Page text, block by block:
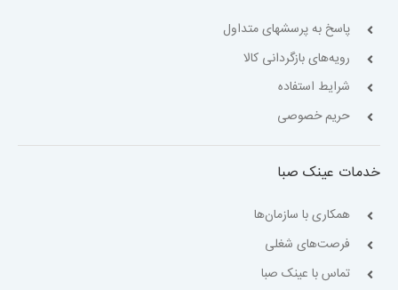
پاسخ به پرسشهای متداول
رویه‌های بازگردانی کالا
شرایط استفاده
حریم خصوصی
خدمات عینک صبا
همکاری با سازمان‌ها
فرصت‌های شغلی
تماس با عینک صبا